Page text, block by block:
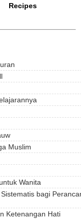
Recipes
Muslim
Wanita
bagi
Ketenangan Hati